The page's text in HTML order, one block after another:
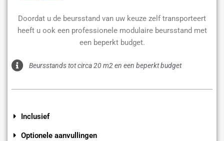
Doordat u de beursstand van uw keuze zelf transporteert
heeft u ook een professionele modulaire beursstand met
een beperkt budget.
Beursstands tot circa 20 m2 en een beperkt budget
Inclusief
Optionele aanvullingen